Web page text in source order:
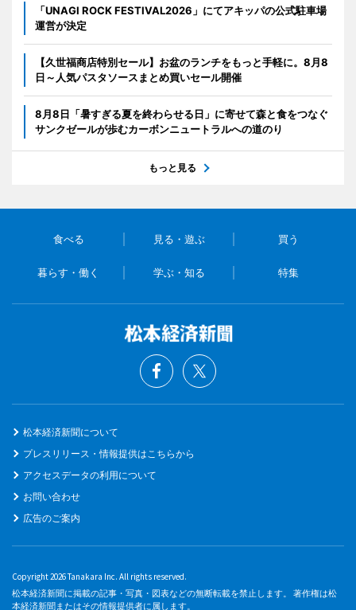
「UNAGI ROCK FESTIVAL2026」にてアキッパの公式駐車場
運営が決定
【久世福商店特別セール】お盆のランチをもっと手軽に。8月8
日～人気パスタソースまとめ買いセール開催
8月8日「暑すぎる夏を終わらせる日」に寄せて森と食をつなぐ
サンクゼールが歩むカーボンニュートラルへの道のり
もっと見る
食べる 見る・遊ぶ 買う
暮らす・働く 学ぶ・知る 特集
松本経済新聞について
プレスリリース・情報提供はこちらから
アクセスデータの利用について
お問い合わせ
広告のご案内
Copyright 2026 Tanakara Inc. All rights reserved.
松本経済新聞に掲載の記事・写真・図表などの無断転載を禁止します。 著作権は松
本経済新聞またはその情報提供者に属します。